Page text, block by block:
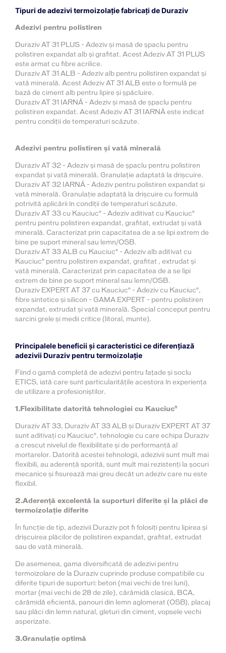
Tipuri de adezivi termoizolație fabricați de Duraziv
Adezivi pentru polistiren
Duraziv AT 31 PLUS - Adeziv și masă de șpaclu pentru
polistiren expandat alb și grafitat. Acest Adeziv AT 31 PLUS
este armat cu fibre acrilice.
Duraziv AT 31 ALB - Adeziv alb pentru polistiren expandat și
vată minerală. Acest Adeziv AT 31 ALB este o formulă pe
bază de ciment alb pentru lipire și șpăcluire.
Duraziv AT 31 IARNĂ - Adeziv și masă de șpaclu pentru
polistiren expandat. Acest Adeziv AT 31 IARNĂ este indicat
pentru condiții de temperaturi scăzute.
Adezivi pentru polistiren și vată minerală
Duraziv AT 32 - Adeziv și masă de șpaclu pentru polistiren
expandat și vată minerală. Granulație adaptată la drișcuire.
Duraziv AT 32 IARNĂ - Adeziv pentru polistiren expandat și
vată minerală. Granulație adaptată la drișcuire cu formulă
potrivită aplicării în condiții de temperaturi scăzute.
Duraziv AT 33 cu Kauciuc® - Adeziv aditivat cu Kauciuc®
pentru pentru polistiren expandat, grafitat, extrudat și vată
minerală. Caracterizat prin capacitatea de a se lipi extrem de
bine pe suport mineral sau lemn/OSB.
Duraziv AT 33 ALB cu Kauciuc® - Adeziv alb aditivat cu
Kauciuc® pentru polistiren expandat, grafitat , extrudat și
vată minerală. Caracterizat prin capacitatea de a se lipi
extrem de bine pe suport mineral sau lemn/OSB.
Duraziv EXPERT AT 37 cu Kauciuc® - Adeziv cu Kauciuc®,
fibre sintetice și silicon - GAMA EXPERT - pentru polistiren
expandat, extrudat și vată minerală. Special conceput pentru
sarcini grele și medii critice (litoral, munte).
Principalele beneficii și caracteristici ce diferențiază
adezivii Duraziv pentru termoizolație
Fiind o gamă completă de adezivi pentru fațade și soclu
ETICS, iată care sunt particularitățile acestora în experiența
de utilizare a profesioniștilor.
1.Flexibilitate datorită tehnologiei cu Kauciuc®
Duraziv AT 33, Duraziv AT 33 ALB și Duraziv EXPERT AT 37
sunt aditivați cu Kauciuc®, tehnologie cu care echipa Duraziv
a crescut nivelul de flexibilitate și de performanță al
mortarelor. Datorită acestei tehnologii, adezivii sunt mult mai
flexibili, au aderență sporită, sunt mult mai rezistenți la șocuri
mecanice și fisurează mai greu decât un adeziv care nu este
flexibil.
2.Aderență excelentă la suporturi diferite și la plăci de
termoizolație diferite
În funcție de tip, adezivii Duraziv pot fi folosiți pentru lipirea și
drișcuirea plăcilor de polistiren expandat, grafitat, extrudat
sau de vată minerală.
De asemenea, gama diversificată de adezivi pentru
termoizolare de la Duraziv cuprinde produse compatibile cu
diferite tipuri de suporturi: beton (mai vechi de trei luni),
mortar (mai vechi de 28 de zile), cărămidă clasică, BCA,
cărămidă eficientă, panouri din lemn aglomerat (OSB), placaj
sau plăci din lemn natural, gleturi din ciment, vopsele vechi
asperizate.
3.Granulație optimă